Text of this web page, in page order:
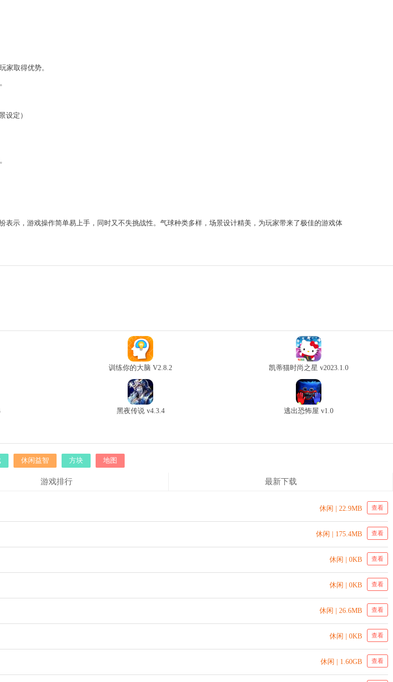
家取得优势。
设定）
示，游戏操作简单易上手，同时又不失挑战性。气球种类多样，场景设计精美，为玩家带来了极佳的游戏体
训练你的大脑 V2.8.2 凯蒂猫时尚之星 v2023.1.0
黑夜传说 v4.3.4 逃出恐怖屋 v1.0
休闲益智 方块 地图
游戏排行 最新下载
休闲 | 22.9MB 查看
休闲 | 175.4MB 查看
休闲 | 0KB 查看
休闲 | 0KB 查看
休闲 | 26.6MB 查看
休闲 | 0KB 查看
休闲 | 1.60GB 查看